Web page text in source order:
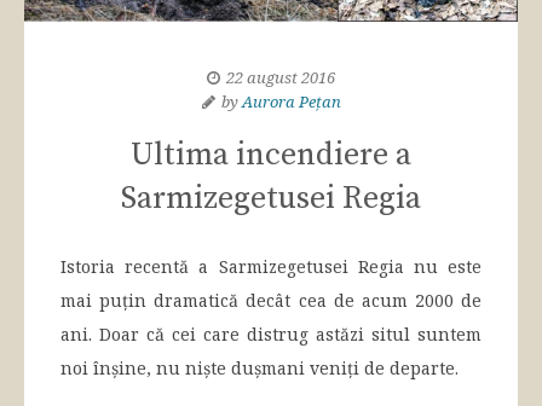
22 august 2016
byAurora Pețan
Ultima incendiere a
Sarmizegetusei Regia
Istoria recentă a Sarmizegetusei Regia nu este
mai puțin dramatică decât cea de acum 2000 de
ani. Doar că cei care distrug astăzi situl suntem
noi înșine, nu niște dușmani veniți de departe.